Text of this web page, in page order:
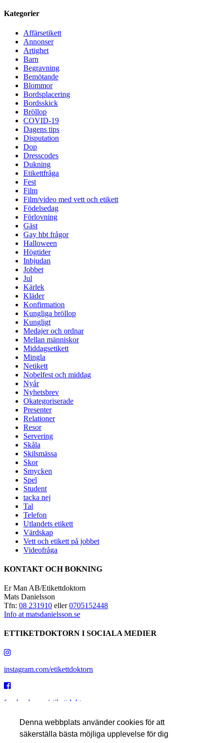
Denna webbplats använder cookies för att
säkerställa bästa möjliga upplevelse för dig
Kategorier
Affärsetikett
Annonser
Artighet
Barn
Begravning
Bemötande
Blommor
Bordsplacering
Bordsskick
Bröllop
COVID-19
Dagens tips
Disputation
Dop
Dresscodes
Dukning
Etikettfråga
Fest
Film
Film/video med vett och etikett
Födelsedag
Förlovning
Gäst
Gay hbt frågor
Halloween
Högtider
Inbjudan
Jobbet
Jul
Kärlek
Kläder
Konfirmation
Kungliga bröllop
Kungligt
Medajer och ordnar
Mellan människor
Middagsetikett
Mingla
Netikett
Nobelfest och middag
Nyår
Nyhetsbrev
Okategoriserade
Presenter
Relationer
Resor
Servering
Skåla
Skilsmässa
Skor
Smycken
Spel
Student
tacka nej
Tal
Telefon
Utlandets etikett
Värdskap
Vett och etikett på jobbet
Videofråga
KONTAKT OCH BOKNING
Er Man AB/Etikettdoktorn
Mats Danielsson
Tfn: 08 231910 eller0705152448
Info at matsdanielsson.se
ETTIKETDOKTORN I SOCIALA MEDIER
instagram.com/etikettdoktorn
facebook.com/etikettdoktorn
youtube.com/etikettdoktorn